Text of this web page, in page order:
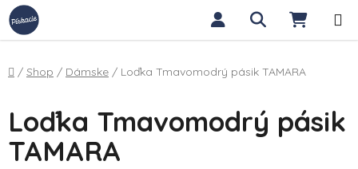
Prejsť na obsah Hľadať
Domov
/ Shop / Dámske / Loďka Tmavomodrý pásik TAMARA
Loďka Tmavomodrý pásik
TAMARA